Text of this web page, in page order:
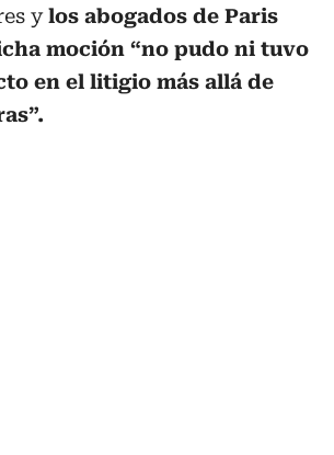
ylos abogados de Paris
moción “no pudo ni tuvo
en el litigio más allá de